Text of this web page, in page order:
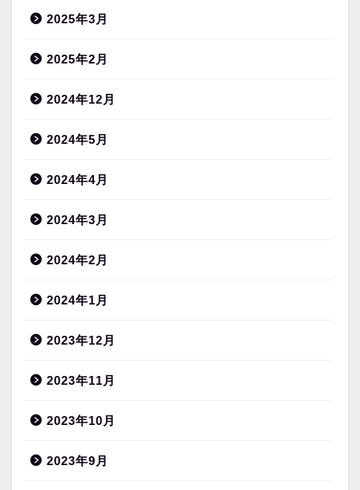
2025年3月
2025年2月
2024年12月
2024年5月
2024年4月
2024年3月
2024年2月
2024年1月
2023年12月
2023年11月
2023年10月
2023年9月